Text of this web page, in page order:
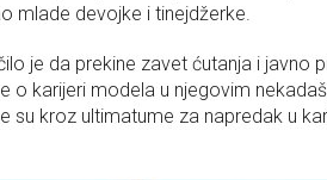
mlade devojke i tinejdžerke.
je da prekine zavet ćutanja i javno
o karijeri modela u njegovim
su kroz ultimatume za napredak u